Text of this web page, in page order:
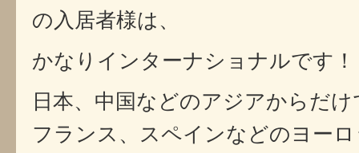
の入居者様は、
かなりインターナショナルです！
日本、中国などのアジアからだ
フランス、スペインなどのヨー